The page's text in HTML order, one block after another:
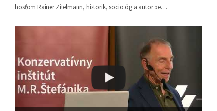
hosťom Rainer Zitelmann, historik, sociológ a autor be…